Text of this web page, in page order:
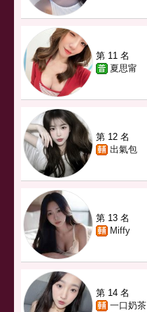
第 11 名
夏思甯
第 12 名
出氣包
第 13 名
Miffy
第 14 名
一口奶茶